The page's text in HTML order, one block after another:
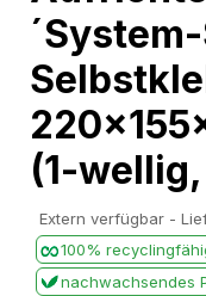
the
beginning
of
the
images
gallery
(1-wellig,
Extern verfügbar -
100%
nachwachsendes